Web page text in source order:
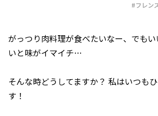
#フレン
がっつり肉料理が食べたいなー、でも
いと味がイマイチ…
そんな時どうしてますか？ 私はいつも
す！